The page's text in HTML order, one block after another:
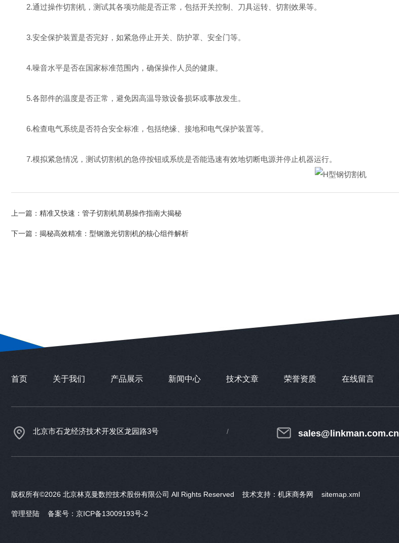
2.通过操作切割机，测试其各项功能是否正常，包括开关控制、刀具运转、切割效果等。
3.安全保护装置是否完好，如紧急停止开关、防护罩、安全门等。
4.噪音水平是否在国家标准范围内，确保操作人员的健康。
5.各部件的温度是否正常，避免因高温导致设备损坏或事故发生。
6.检查电气系统是否符合安全标准，包括绝缘、接地和电气保护装置等。
7.模拟紧急情况，测试切割机的急停按钮或系统是否能迅速有效地切断电源并停止机器运行。
上一篇： 精准又快速：管子切割机简易操作指南大揭秘
下一篇： 揭秘高效精准：型钢激光切割机的核心组件解析
首页 关于我们 产品展示 新闻中心 技术文章 荣誉资质 在线留言
北京市石龙经济技术开发区龙园路3号 sales@linkman.com.cn
版权所有©2026 北京林克曼数控技术股份有限公司 All Rights Reserved 技术支持： 机床商务网 sitemap.xml
管理登陆 备案号：京ICP备13009193号-2